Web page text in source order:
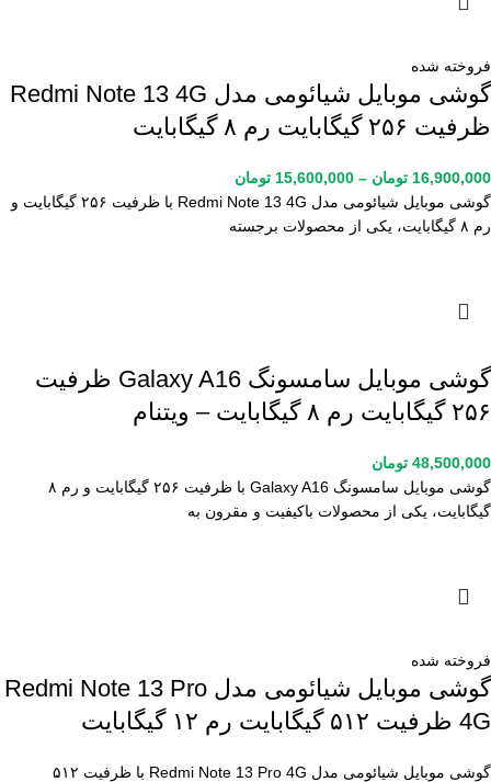
فروخته شده
گوشی موبایل شیائومی مدل Redmi Note 13 4G
ظرفیت ۲۵۶ گیگابایت رم ۸ گیگابایت
16,900,000 تومان –
15,600,000 تومان
گوشی موبایل شیائومی مدل Redmi Note 13 4G با ظرفیت ۲۵۶ گیگابایت و
رم ۸ گیگابایت، یکی از محصولات برجسته
گوشی موبایل سامسونگ Galaxy A16 ظرفیت
۲۵۶ گیگابایت رم ۸ گیگابایت – ویتنام
48,500,000 تومان
گوشی موبایل سامسونگ Galaxy A16 با ظرفیت ۲۵۶ گیگابایت و رم ۸
گیگابایت، یکی از محصولات باکیفیت و مقرون به
فروخته شده
گوشی موبایل شیائومی مدل Redmi Note 13 Pro
4G ظرفیت ۵۱۲ گیگابایت رم ۱۲ گیگابایت
گوشی موبایل شیائومی مدل Redmi Note 13 Pro 4G با ظرفیت ۵۱۲